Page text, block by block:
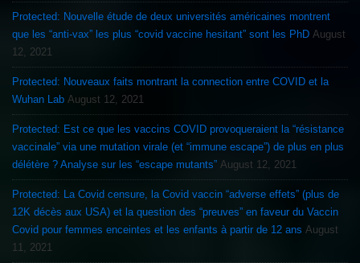
Protected: Nouvelle étude de deux universités américaines montrent
que les “anti-vax” les plus “covid vaccine hesitant” sont les PhD August
12, 2021
Protected: Nouveaux faits montrant la connection entre COVID et la
Wuhan Lab August 12, 2021
Protected: Est ce que les vaccins COVID provoqueraient la “résistance
vaccinale” via une mutation virale (et “immune escape”) de plus en plus
délétère ? Analyse sur les “escape mutants” August 12, 2021
Protected: La Covid censure, la Covid vaccin “adverse effets” (plus de
12K décès aux USA) et la question des “preuves” en faveur du Vaccin
Covid pour femmes enceintes et les enfants à partir de 12 ans August
11, 2021